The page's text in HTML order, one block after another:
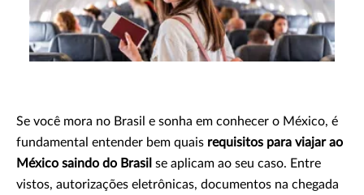
Se você mora no Brasil e sonha em conhecer o México, é
fundamental entender bem quais requisitos para viajar ao
México saindo do Brasil se aplicam ao seu caso. Entre
vistos, autorizações eletrônicas, documentos na chegada